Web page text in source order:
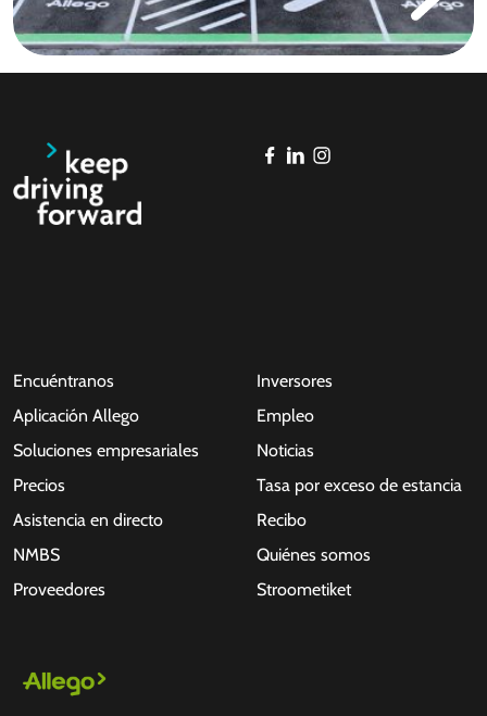
Encuéntranos
Aplicación Allego
Soluciones empresariales
Precios
Asistencia en directo
NMBS
Proveedores
Inversores
Empleo
Noticias
Tasa por exceso de estancia
Recibo
Quiénes somos
Stroometiket